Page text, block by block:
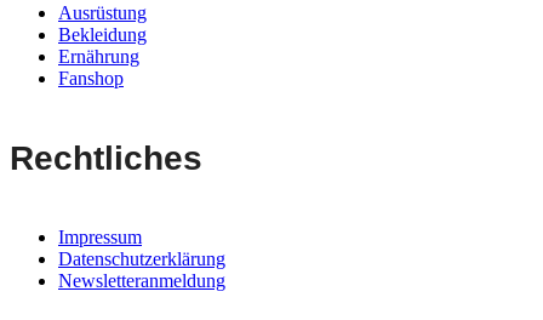
Ausrüstung
Bekleidung
Ernährung
Fanshop
Rechtliches
Impressum
Datenschutzerklärung
Newsletteranmeldung